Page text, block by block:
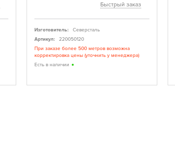
Быстрый заказ
Изготовитель:
Северсталь
Артикул:
220050120
При заказе более 500 метров возможна
корректировка цены (уточнить у менеджера)
Есть в наличии